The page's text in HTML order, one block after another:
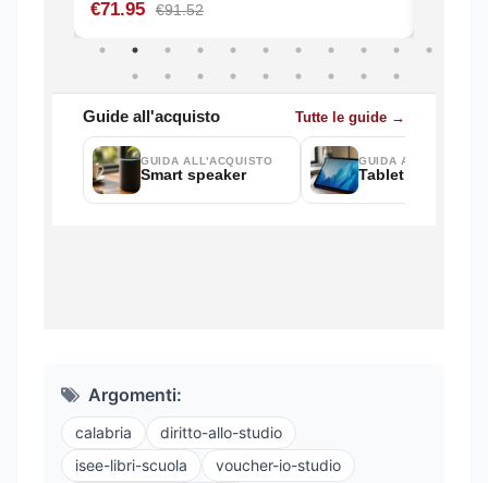
Argomenti:
calabria
diritto-allo-studio
isee-libri-scuola
voucher-io-studio